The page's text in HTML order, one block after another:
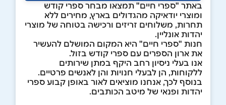
באתר "ספרי חיים" תמצאו מבחר ספרי קודש
ומוצרי יודאיקה מהגדולים בארץ, מחירים ללא
תחרות, משלוחים זריזים ורכישה בטוחה של מוצרי
יהדות אונליין.
חנות "ספרי חיים" היא המקום המושלם להעשיר
את ארון הספרים עם ספרי קודש בזול.
אנו בעלי ניסיון רחב היקף במתן שירותים
ללקוחות, הן לבעלי חנויות והן לאנשים פרטיים.
בנוסף לכך, אנחנו מוציאים לאור באופן קבוע ספרי
יהדות ופנאי של מיטב הכותבים.